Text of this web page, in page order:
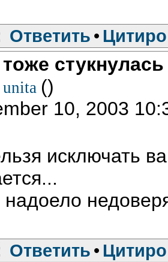
Ответить •
тоже
unita ()
10, 2003
исключать
надоело
Ответить •